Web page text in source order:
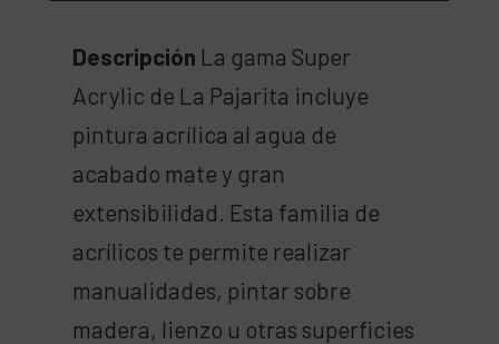
Descripción La gama Super
Acrylic de La Pajarita incluye
pintura acrílica al agua de
acabado mate y gran
extensibilidad. Esta familia de
acrílicos te permite realizar
manualidades, pintar sobre
madera, lienzo u otras superficies